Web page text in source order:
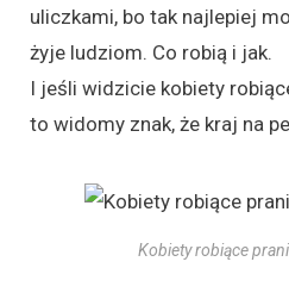
uliczkami, bo tak najlepiej
żyje ludziom. Co robią i jak.
I jeśli widzicie kobiety
to widomy znak, że kraj na
Kobiety robiące